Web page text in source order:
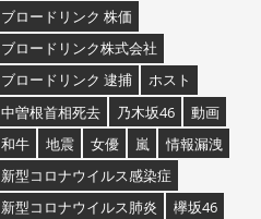
ブロードリンク 株価
ブロードリンク株式会社
ブロードリンク 逮捕
ホスト
中曽根首相死去
乃木坂46
動画
和牛
地震 女優 嵐
情報漏洩
新型コロナウイルス感染症
新型コロナウイルス肺炎
欅坂46